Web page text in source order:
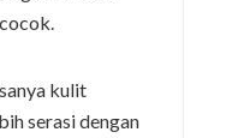
kulit
serasi dengan